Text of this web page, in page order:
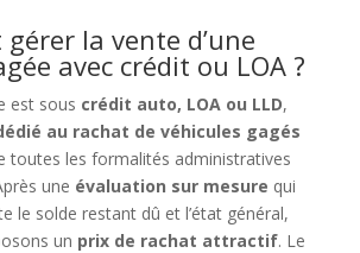
la vente d’une
avec crédit ou LOA ?
est sous crédit auto, LOA ou LLD,
au rachat de véhicules gagés
toutes les formalités administratives
une évaluation sur mesure qui
le solde restant dû et l’état général,
un prix de rachat attractif. Le